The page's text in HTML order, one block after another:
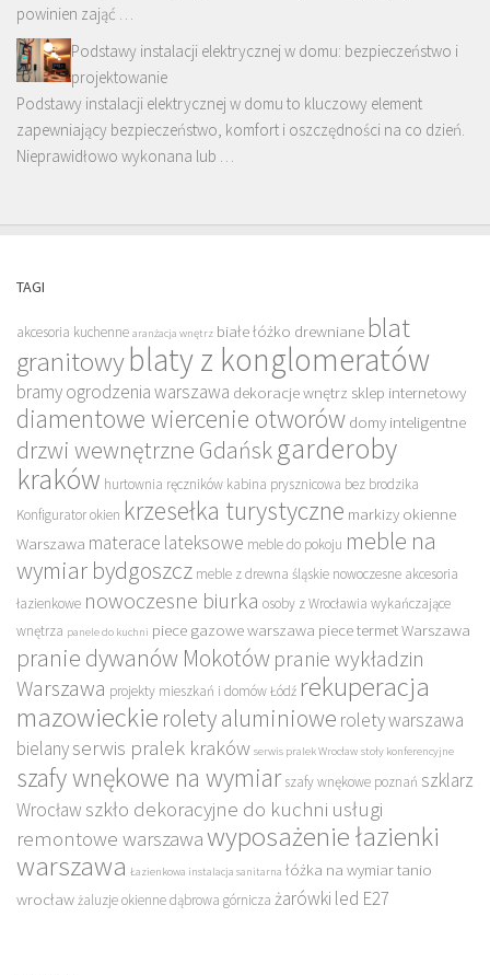
powinien zająć …
Podstawy instalacji elektrycznej w domu: bezpieczeństwo i
projektowanie
Podstawy instalacji elektrycznej w domu to kluczowy element
zapewniający bezpieczeństwo, komfort i oszczędności na co dzień.
Nieprawidłowo wykonana lub …
TAGI
akcesoria kuchenne aranżacja wnętrz białe łóżko drewniane blat
granitowyblaty z konglomeratów
bramy ogrodzenia warszawa dekoracje wnętrz sklep internetowy
diamentowe wiercenie otworów domy inteligentne
drzwi wewnętrzne Gdańskgarderoby
kraków hurtownia ręczników kabina prysznicowa bez brodzika
Konfigurator okien krzesełka turystyczne markizy okienne
Warszawa materace lateksowe meble do pokoju meble na
wymiar bydgoszcz meble z drewna śląskie nowoczesne akcesoria
łazienkowe nowoczesne biurka osoby z Wrocławia wykańczające
wnętrza panele do kuchni piece gazowe warszawa piece termet Warszawa
pranie dywanów Mokotów pranie wykładzin
Warszawa projekty mieszkań i domów Łódź rekuperacja
mazowieckie rolety aluminiowe rolety warszawa
bielanyserwis pralek kraków serwis pralek Wrocław stoły konferencyjne
szafy wnękowe na wymiar szafy wnękowe poznań szklarz
Wrocław szkło dekoracyjne do kuchni usługi
remontowe warszawawyposażenie łazienki
warszawa Łazienkowa instalacja sanitarna łóżka na wymiar tanio
wrocławżaluzje okienne dąbrowa górnicza żarówki led E27